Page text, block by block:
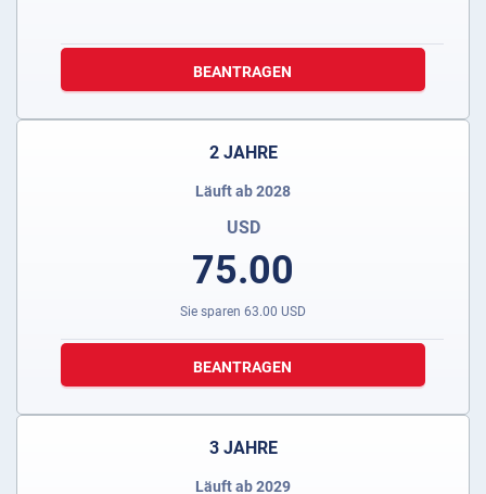
BEANTRAGEN
2 JAHRE
Läuft ab 2028
USD
75.00
Sie sparen 63.00 USD
BEANTRAGEN
3 JAHRE
Läuft ab 2029